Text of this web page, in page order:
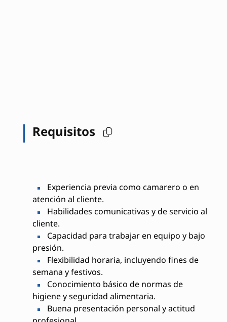
Requisitos
Experiencia previa como camarero o en
atención al cliente.
Habilidades comunicativas y de servicio al
cliente.
Capacidad para trabajar en equipo y bajo
presión.
Flexibilidad horaria, incluyendo fines de
semana y festivos.
Conocimiento básico de normas de
higiene y seguridad alimentaria.
Buena presentación personal y actitud